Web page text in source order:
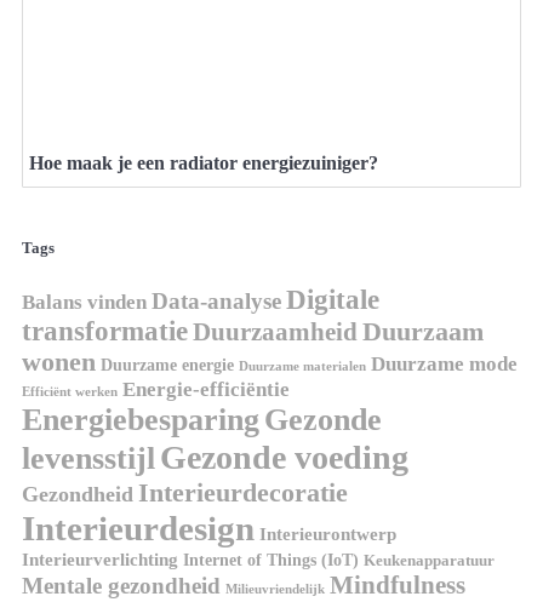
Hoe maak je een radiator energiezuiniger?
Tags
Balans vinden Data-analyseDigitale
transformatieDuurzaamheidDuurzaam
wonen Duurzame energie Duurzame materialen Duurzame mode
Efficiënt werken Energie-efficiëntie
Energiebesparing Gezonde
levensstijlGezonde voeding
Gezondheid Interieurdecoratie
Interieurdesign Interieurontwerp
Interieurverlichting Internet of Things (IoT) Keukenapparatuur
Mentale gezondheid Milieuvriendelijk Mindfulness